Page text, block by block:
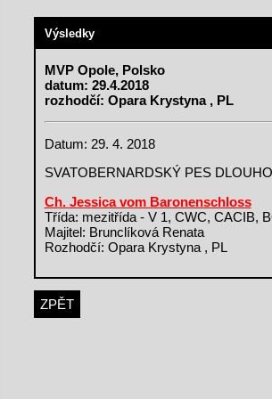
Výsledky
MVP Opole, Polsko
datum: 29.4.2018
rozhodčí: Opara Krystyna , PL
Datum: 29. 4. 2018
SVATOBERNARDSKÝ PES
Ch. Jessica vom Baronenschloss
Třída: mezitřída - V 1, CWC, CACIB,
Majitel: Brunclíková Renata
Rozhodčí: Opara Krystyna , PL
ZPĚT